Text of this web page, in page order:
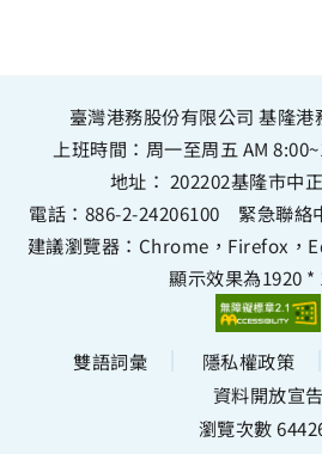
臺灣港務股份有限公司 基隆
上班時間：周一至周五 AM
地址： 202202基隆市中
電話： 886-2-24206100 緊急聯絡
建議瀏覽器：Chrome，Firefox，
顯示效果為1920 *
雙語詞彙 隱私權政策
資料開放宣告
瀏覽次數